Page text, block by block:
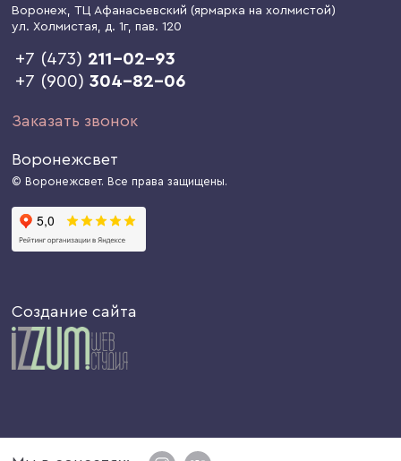
Воронеж, ТЦ Афанасьевский (ярмарка на холмистой)
ул. Холмистая, д. 1г, пав. 120
+7 (473) 211-02-93
+7 (900)304-82-06
Заказать звонок
Воронежсвет
© Воронежсвет. Все права защищены.
Создание сайта